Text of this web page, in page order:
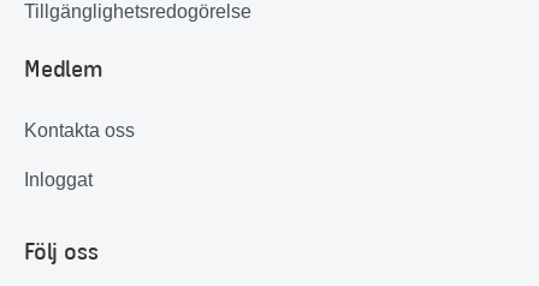
Tillgänglighetsredogörelse
Medlem
Kontakta oss
Inloggat
Följ oss